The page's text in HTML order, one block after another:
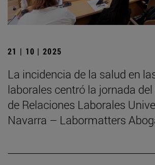
21 | 10 | 2025
La incidencia de la salud en
laborales centró la jornada
de Relaciones Laborales
Navarra – Labormatters